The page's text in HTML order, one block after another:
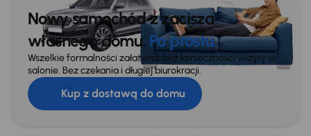
Nowy samochód z zacisza
własnego domu. Po prostu.
Wszelkie formalności załatwisz bez konieczności wizyty w
salonie. Bez czekania i długiej biurokracji.
Kup z dostawą do domu